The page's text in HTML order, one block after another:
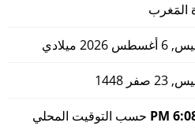
المَغرب
2026 ميلادي
صفر 1448
حسب التوقيت المحلي